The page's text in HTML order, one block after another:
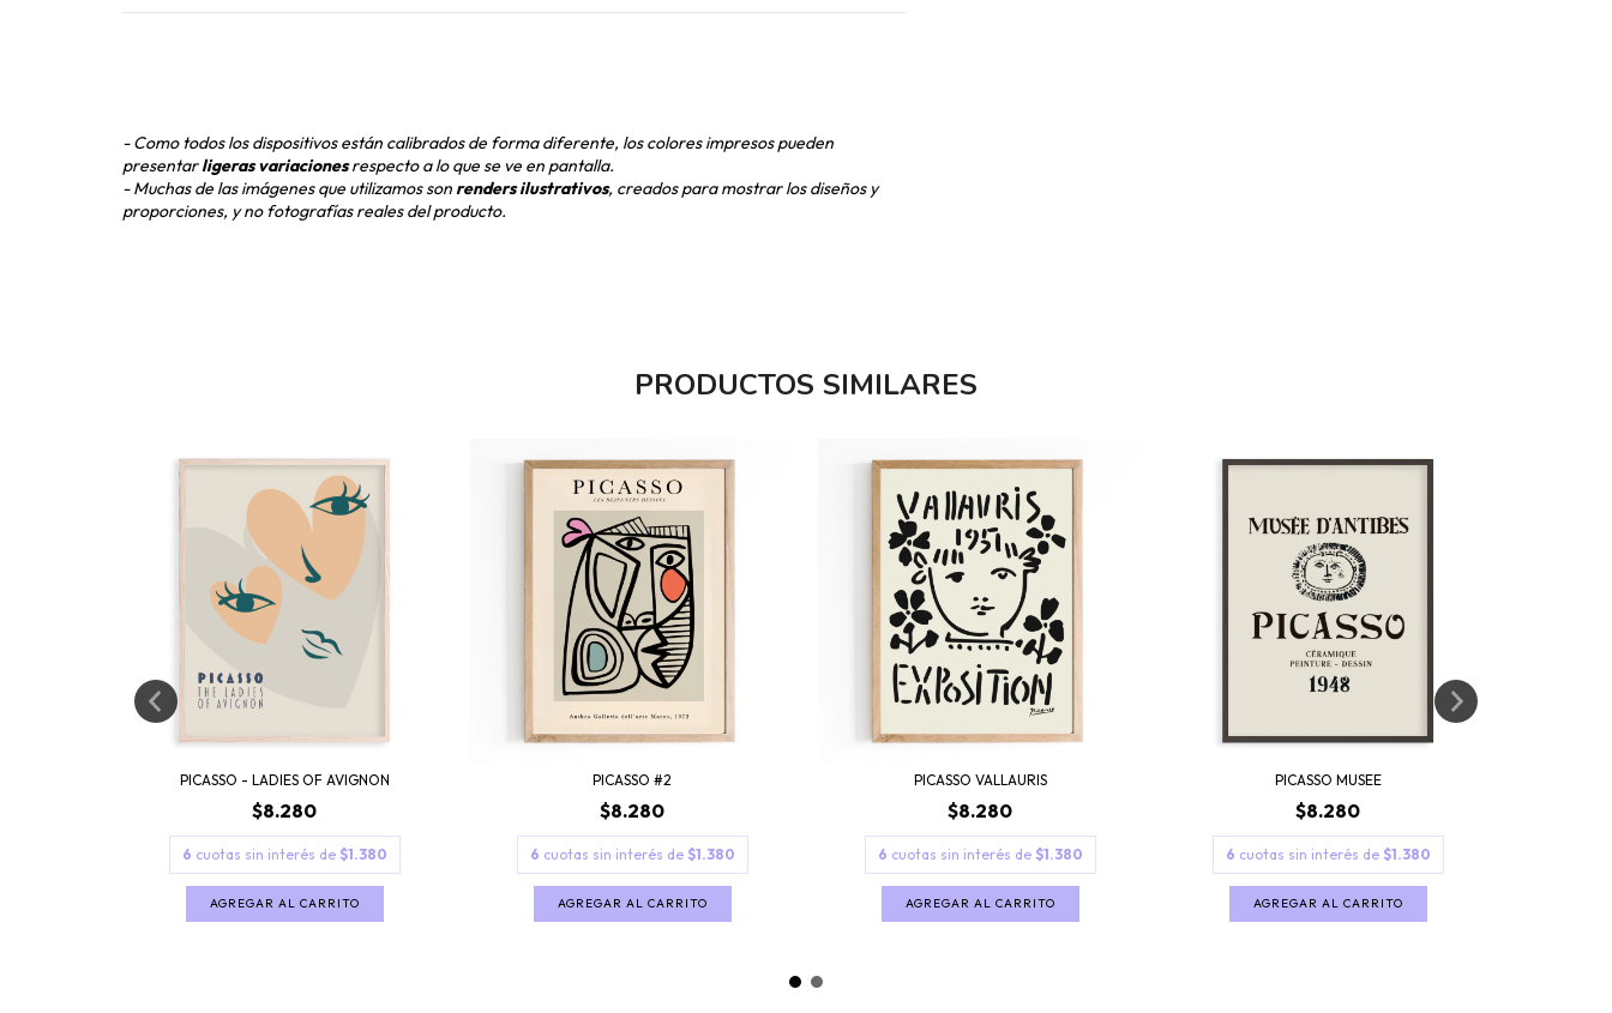
- Como todos los dispositivos están calibrados de forma diferente, los colores impresos pueden
presentarligeras variacionesrespecto a lo que se ve en pantalla.
- Muchas de las imágenes que utilizamos sonrenders ilustrativos, creados para mostrar los diseños y
proporciones, y no fotografías reales del producto.
PRODUCTOS SIMILARES
PICASSO - LADIES OF AVIGNON
$8.280
6 cuotas sin interés de $1.380
AGREGAR AL CARRITO
PICASSO #2
$8.280
6 cuotas sin interés de $1.380
AGREGAR AL CARRITO
PICASSO VALLAURIS
$8.280
6 cuotas sin interés de $1.380
AGREGAR AL CARRITO
PICASSO MUSEE
$8.280
6 cuotas sin interés de $1.380
AGREGAR AL CARRITO